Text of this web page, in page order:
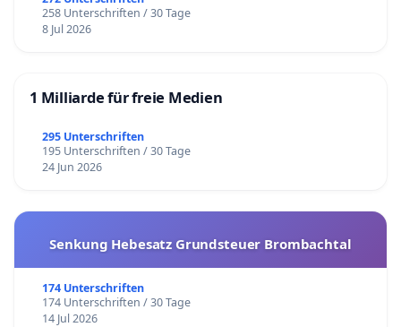
258 Unterschriften / 30 Tage
8 Jul 2026
1 Milliarde für freie Medien
295 Unterschriften
195 Unterschriften / 30 Tage
24 Jun 2026
Senkung Hebesatz Grundsteuer Brombachtal
174 Unterschriften
174 Unterschriften / 30 Tage
14 Jul 2026